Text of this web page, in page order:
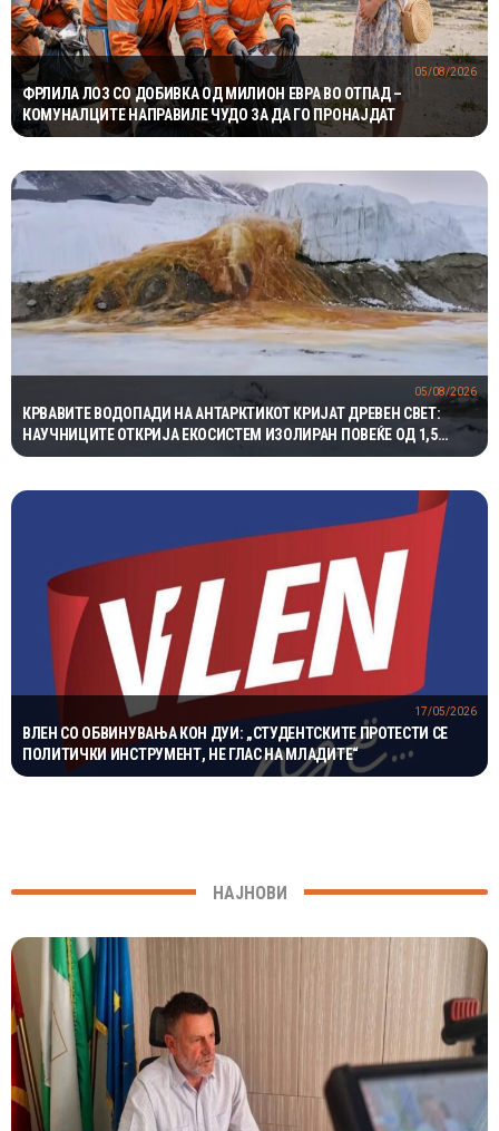
ФРЛИЛА ЛОЗ СО ДОБИВКА ОД МИЛИОН ЕВРА ВО ОТПАД –
КОМУНАЛЦИТЕ НАПРАВИЛЕ ЧУДО ЗА ДА ГО ПРОНАЈДАТ
05/08/2026
КРВАВИТЕ ВОДОПАДИ НА АНТАРКТИКОТ КРИЈАТ ДРЕВЕН СВЕТ:
НАУЧНИЦИТЕ ОТКРИЈА ЕКОСИСТЕМ ИЗОЛИРАН ПОВЕЌЕ ОД 1,5
МИЛИОНИ ГОДИНИ
05/08/2026
ВЛЕН СО ОБВИНУВАЊА КОН ДУИ: „СТУДЕНТСКИТЕ ПРОТЕСТИ СЕ
ПОЛИТИЧКИ ИНСТРУМЕНТ, НЕ ГЛАС НА МЛАДИТЕ“
17/05/2026
НАЈНОВИ